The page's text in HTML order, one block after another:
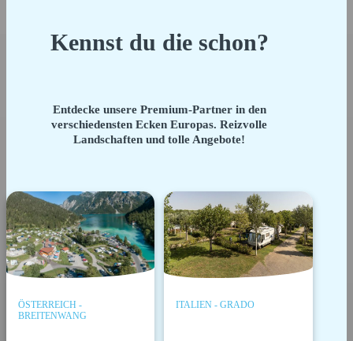
Kennst du die schon?
Entdecke unsere Premium-Partner in den
verschiedensten Ecken Europas. Reizvolle
Landschaften und tolle Angebote!
ÖSTERREICH -
BREITENWANG
ITALIEN - GRADO